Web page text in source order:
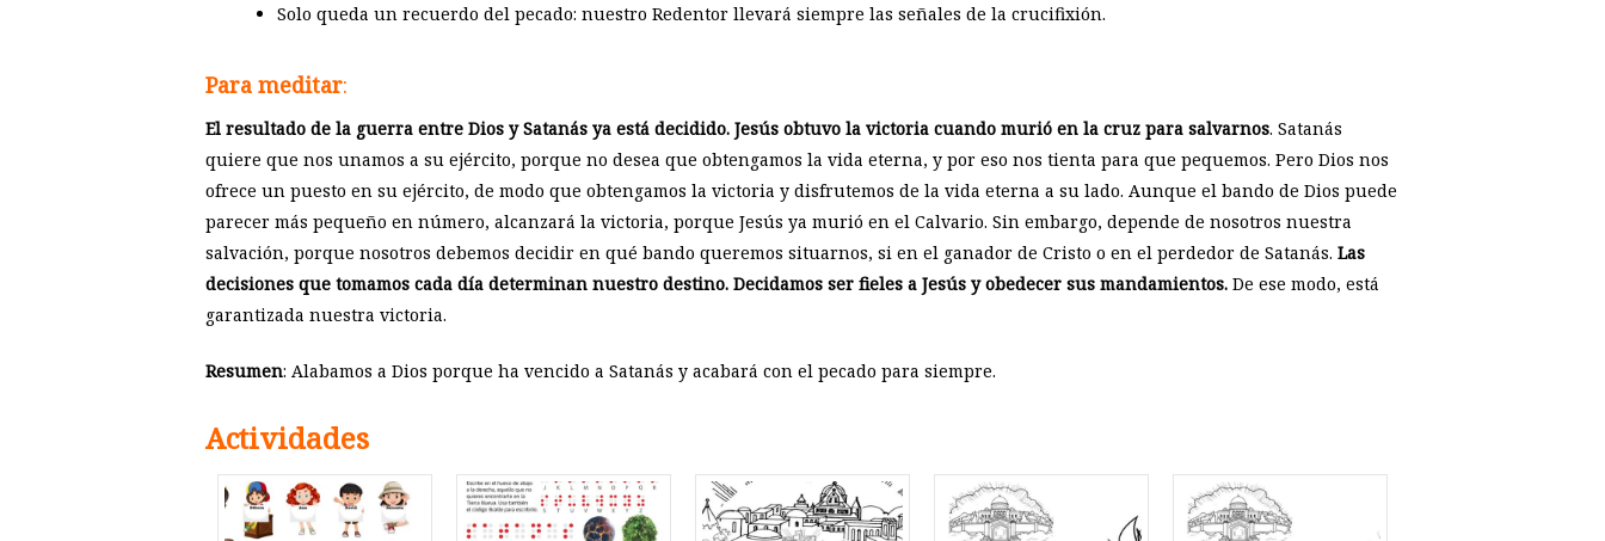
Solo queda un recuerdo del pecado: nuestro Redentor llevará siempre las señales de la crucifixión.
Para meditar:
El resultado de la guerra entre Dios y Satanás ya está decidido. Jesús obtuvo la victoria cuando murió en la cruz para salvarnos. Satanás
quiere que nos unamos a su ejército, porque no desea que obtengamos la vida eterna, y por eso nos tienta para que pequemos. Pero Dios nos
ofrece un puesto en su ejército, de modo que obtengamos la victoria y disfrutemos de la vida eterna a su lado. Aunque el bando de Dios puede
parecer más pequeño en número, alcanzará la victoria, porque Jesús ya murió en el Calvario. Sin embargo, depende de nosotros nuestra
salvación, porque nosotros debemos decidir en qué bando queremos situarnos, si en el ganador de Cristo o en el perdedor de Satanás. Las
decisiones que tomamos cada día determinan nuestro destino. Decidamos ser fieles a Jesús y obedecer sus mandamientos. De ese modo, está
garantizada nuestra victoria.
Resumen: Alabamos a Dios porque ha vencido a Satanás y acabará con el pecado para siempre.
Actividades